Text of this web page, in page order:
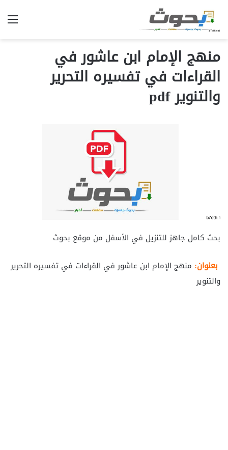
منهج الإمام ابن عاشور في
القراءات في تفسيره التحرير
والتنوير pdf
بحث كامل جاهز للتنزيل في الأسفل من موقع بحوث
بعنوان: منهج الإمام ابن عاشور في القراءات في تفسيره التحرير
والتنوير